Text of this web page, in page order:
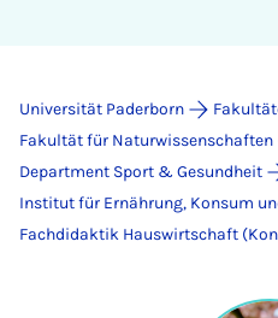
Universität Paderborn
Fakultät für Naturwissenschaften
Department Sport & Gesundheit
Institut für Ernährung, Konsum
Fachdidaktik Hauswirtschaft